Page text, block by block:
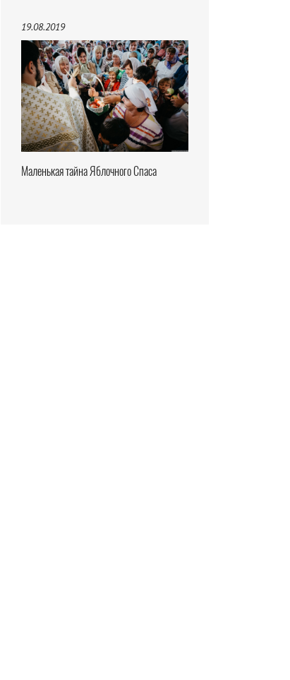
19.08.2019
Маленькая тайна Яблочного Спаса